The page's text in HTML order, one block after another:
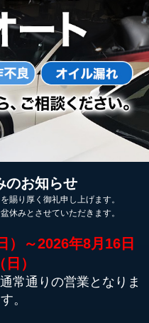
のお知らせ
賜り厚く御礼申し上げます。
休みとさせていただきます。
）～2026年8月16日
（日）
常通りの営業となりま
す。